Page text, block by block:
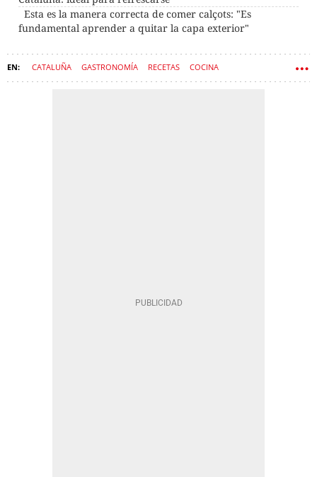
Esta es la manera correcta de comer calçots: "Es
fundamental aprender a quitar la capa exterior"
CATALUÑA GASTRONOMÍA RECETAS COCINA